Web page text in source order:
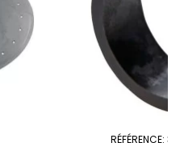
RÉFÉRENCE: